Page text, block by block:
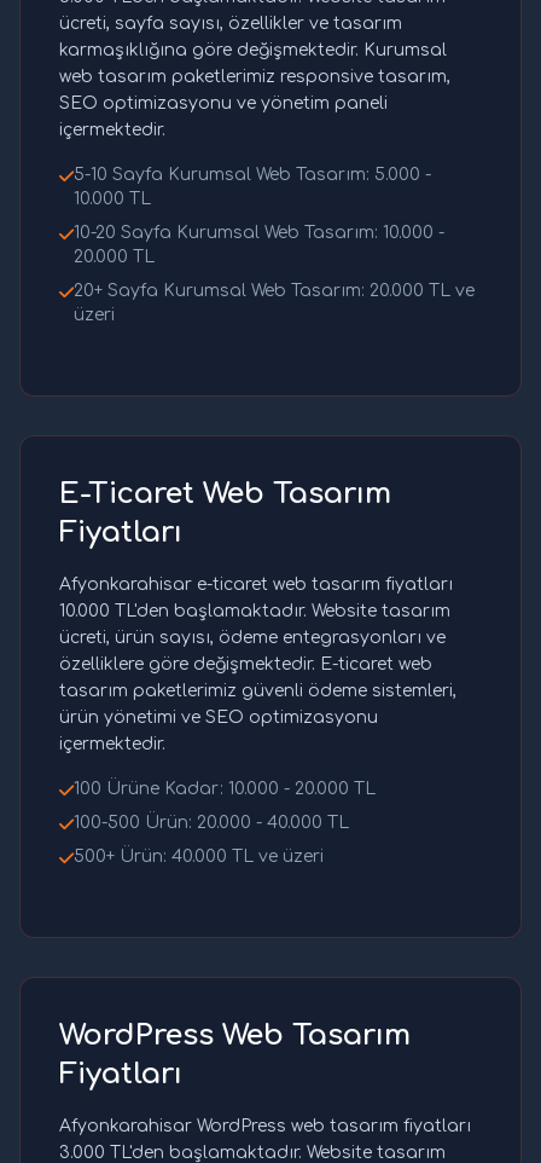
ücreti, sayfa sayısı, özellikler ve tasarım
karmaşıklığına göre değişmektedir. Kurumsal
web tasarım paketlerimiz responsive tasarım,
SEO optimizasyonu ve yönetim paneli
içermektedir.
5-10 Sayfa Kurumsal Web Tasarım: 5.000 -
10.000 TL
10-20 Sayfa Kurumsal Web Tasarım: 10.000 -
20.000 TL
20+ Sayfa Kurumsal Web Tasarım: 20.000 TL ve
üzeri
E-Ticaret Web Tasarım
Fiyatları
Afyonkarahisar e-ticaret web tasarım fiyatları
10.000 TL'den başlamaktadır. Website tasarım
ücreti, ürün sayısı, ödeme entegrasyonları ve
özelliklere göre değişmektedir. E-ticaret web
tasarım paketlerimiz güvenli ödeme sistemleri,
ürün yönetimi ve SEO optimizasyonu
içermektedir.
100 Ürüne Kadar: 10.000 - 20.000 TL
100-500 Ürün: 20.000 - 40.000 TL
500+ Ürün: 40.000 TL ve üzeri
WordPress Web Tasarım
Fiyatları
Afyonkarahisar WordPress web tasarım fiyatları
3.000 TL'den başlamaktadır. Website tasarım